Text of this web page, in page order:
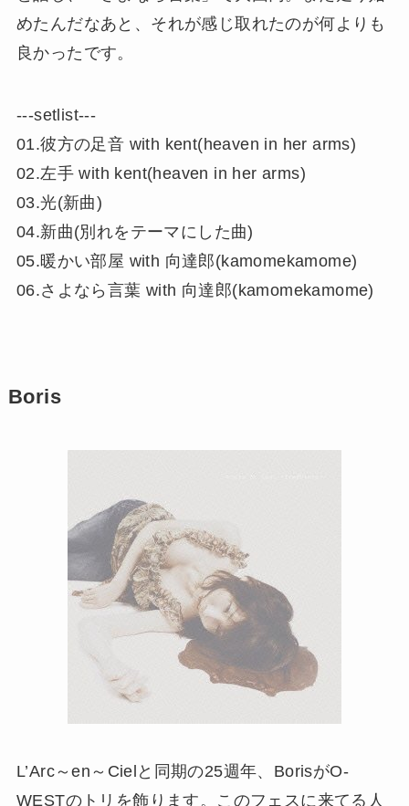
めたんだなあと、それが感じ取れたのが何よりも
良かったです。
‐‐‐setlist‐‐‐
01.彼方の足音 with kent(heaven in her arms)
02.左手 with kent(heaven in her arms)
03.光(新曲)
04.新曲(別れをテーマにした曲)
05.暖かい部屋 with 向達郎(kamomekamome)
06.さよなら言葉 with 向達郎(kamomekamome)
Boris
L’Arc～en～Cielと同期の25週年、BorisがO-
WESTのトリを飾ります。このフェスに来てる人